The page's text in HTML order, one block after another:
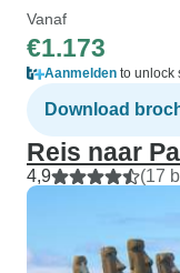
Vanaf
€1.173
Aanmelden to unlock
Download
Reis naar
4,9 (17